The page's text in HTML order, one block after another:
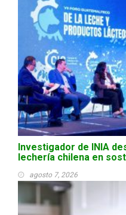
Investigador de INIA
lechería chilena en
agosto 7, 2026